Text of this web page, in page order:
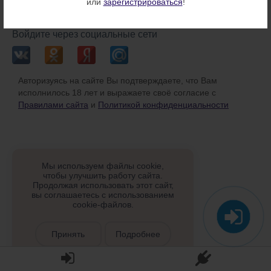
Войдите через социальные сети
Авторизуясь на сайте Вы подтверждаете, что Вам
исполнилось 18 лет и выражаете своё согласие с
Правилами сайта и Политикой конфиденциальности
Мы используем файлы cookie,
чтобы улучшить работу сайта.
Продолжая использовать этот сайт,
вы соглашаетесь с использованием
cookie-файлов.
Принять Подробнее